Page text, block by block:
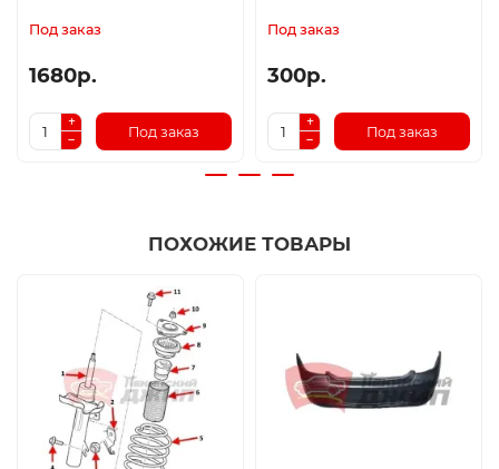
Под заказ
1680р.
Под заказ
Под заказ
300р.
Под заказ
ПОХОЖИЕ ТОВАРЫ